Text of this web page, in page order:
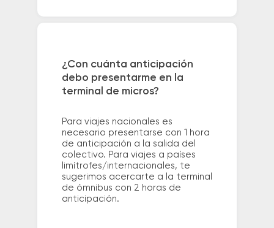
¿Con cuánta anticipación
debo presentarme en la
terminal de micros?
Para viajes nacionales es
necesario presentarse con 1 hora
de anticipación a la salida del
colectivo. Para viajes a países
limítrofes/internacionales, te
sugerimos acercarte a la terminal
de ómnibus con 2 horas de
anticipación.